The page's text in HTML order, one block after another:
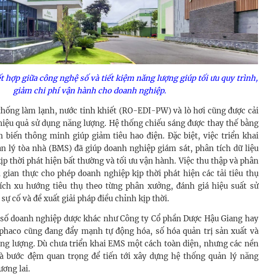
hợp giữa công nghệ số và tiết kiệm năng lượng giúp tối ưu quy trình,
giảm chi phí vận hành cho doanh nghiệp.
làm lạnh, nước tinh khiết (RO-EDI-PW) và lò hơi cũng được cải
quả sử dụng năng lượng. Hệ thống chiếu sáng được thay thế bằng
biến thông minh giúp giảm tiêu hao điện. Đặc biệt, việc triển khai
lý tòa nhà (BMS) đã giúp doanh nghiệp giám sát, phân tích dữ liệu
thời phát hiện bất thường và tối ưu vận hành. Việc thu thập và phân
thực cho phép doanh nghiệp kịp thời phát hiện các tải tiêu thụ
xu hướng tiêu thụ theo từng phân xưởng, đánh giá hiệu suất sử
cố và đề xuất giải pháp điều chỉnh kịp thời.
doanh nghiệp dược khác như Công ty Cổ phần Dược Hậu Giang hay
cũng đang đẩy mạnh tự động hóa, số hóa quản trị sản xuất và
lượng. Dù chưa triển khai EMS một cách toàn diện, nhưng các nền
bước đệm quan trọng để tiến tới xây dựng hệ thống quản lý năng
lai.